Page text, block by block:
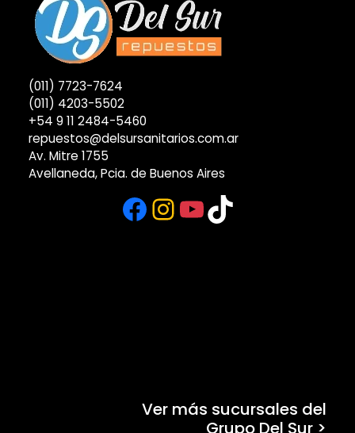
(011) 7723-7624
(011) 4203-5502
+54 9 11 2484-5460
repuestos@delsursanitarios.com.ar
Av. Mitre 1755
Avellaneda, Pcia. de Buenos Aires
Facebook
Instagram
YouTube
TikTok
Ver más sucursales del
Grupo Del Sur >